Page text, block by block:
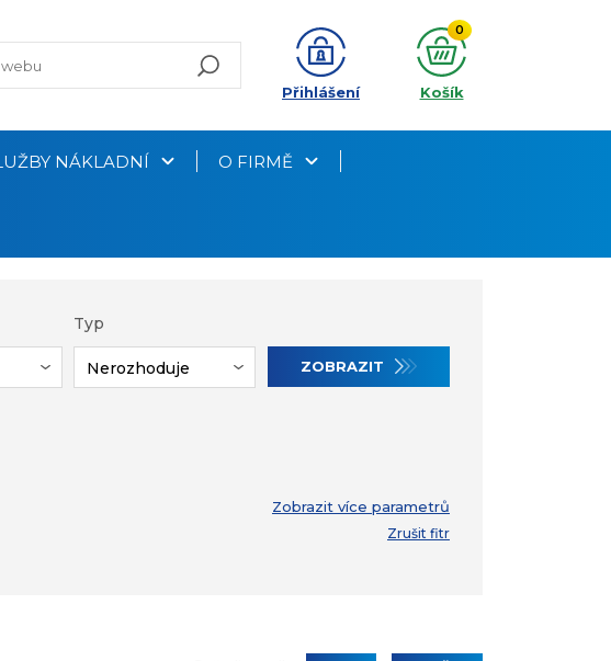
Přihlášení Košík
0
NÁKLADNÍ O FIRMĚ
Typ
ZOBRAZIT
Zrušit fitr